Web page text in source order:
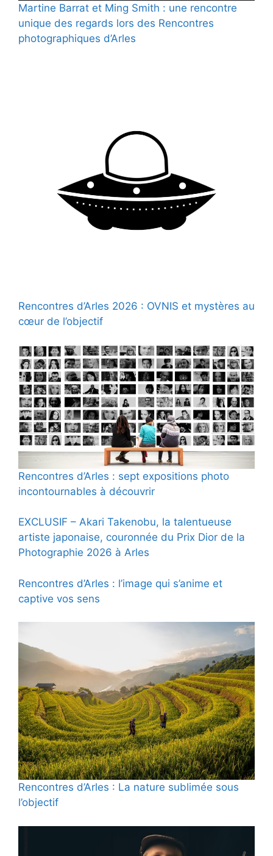
Martine Barrat et Ming Smith : une rencontre
unique des regards lors des Rencontres
photographiques d’Arles
Rencontres d’Arles 2026 : OVNIS et mystères au
cœur de l’objectif
Rencontres d’Arles : sept expositions photo
incontournables à découvrir
EXCLUSIF – Akari Takenobu, la talentueuse
artiste japonaise, couronnée du Prix Dior de la
Photographie 2026 à Arles
Rencontres d’Arles : l’image qui s’anime et
captive vos sens
Rencontres d’Arles : La nature sublimée sous
l’objectif